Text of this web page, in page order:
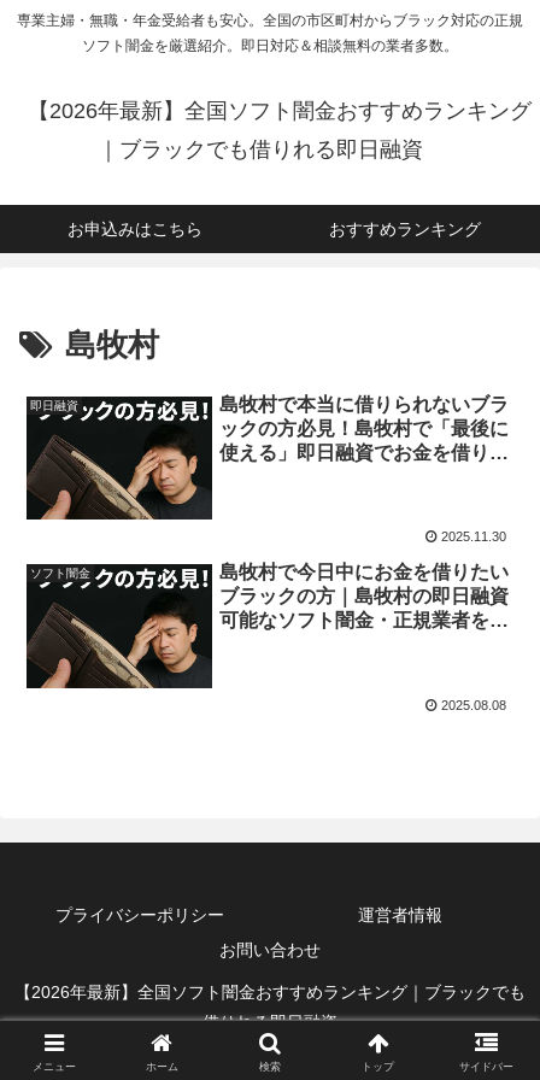
専業主婦・無職・年金受給者も安心。全国の市区町村からブラック対応の正規
ソフト闇金を厳選紹介。即日対応＆相談無料の業者多数。
【2026年最新】全国ソフト闇金おすすめランキング
｜ブラックでも借りれる即日融資
お申込みはこちら おすすめランキング
島牧村
即日融資
島牧村で本当に借りられないブラ
ックの方必見！島牧村で「最後に
使える」即日融資でお金を借りる
2025.11.30
ソフト闇金
島牧村で今日中にお金を借りたい
ブラックの方｜島牧村の即日融資
可能なソフト闇金・正規業者を紹
2025.08.08
プライバシーポリシー
運営者情報
お問い合わせ
【2026年最新】全国ソフト闇金おすすめランキング｜ブラックでも
借りれる即日融資
メニュー ホーム 検索 トップ サイドバー